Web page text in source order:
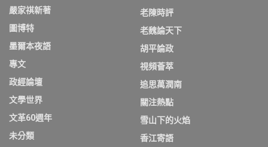
嚴家祺新著
圖博特
墨爾本夜語
專文
政經論壇
文學世界
文革60週年
未分類
老陳時評
老魏論天下
胡平論政
視頻薈萃
追思萬潤南
關注熱點
雪山下的火焰
香江寄語